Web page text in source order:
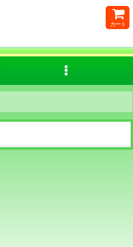
カート